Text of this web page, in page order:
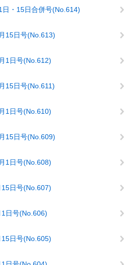
・15日合併号(No.614)
15日号(No.613)
1日号(No.612)
15日号(No.611)
1日号(No.610)
15日号(No.609)
1日号(No.608)
日号(No.607)
日号(No.606)
日号(No.605)